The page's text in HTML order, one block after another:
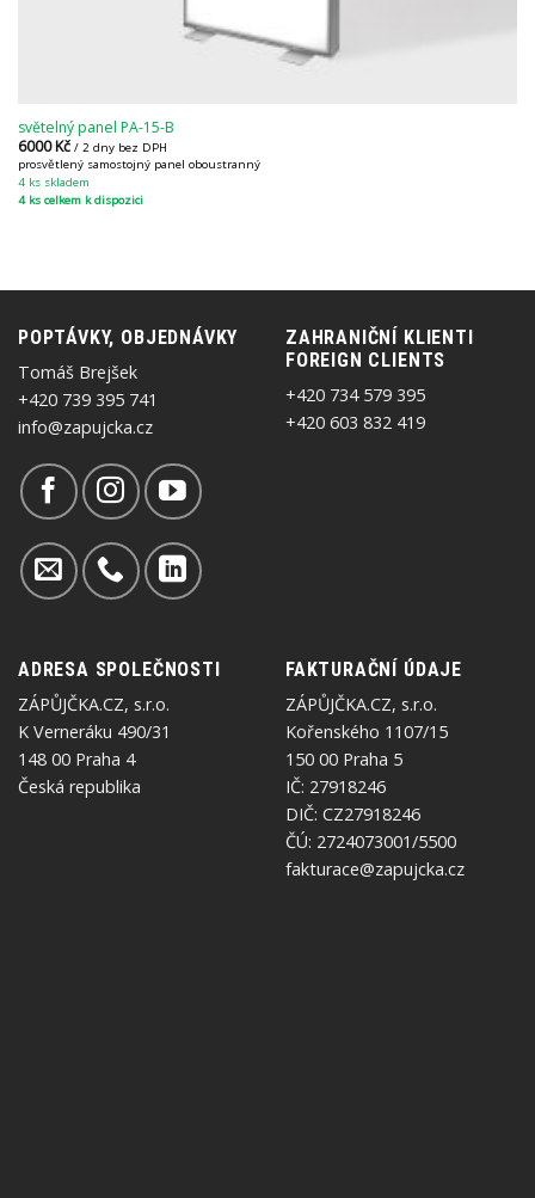
světelný panel PA-15-B
6000Kč / 2 dny bez DPH
prosvětlený samostojný panel oboustranný
4 ks skladem
4 ks celkem k dispozici
POPTÁVKY, OBJEDNÁVKY
Tomáš Brejšek
+420 739 395 741
info@zapujcka.cz
ZAHRANIČNÍ KLIENTI
FOREIGN CLIENTS
+420 734 579 395
+420 603 832 419
ADRESA SPOLEČNOSTI
ZÁPŮJČKA.CZ, s.r.o.
K Verneráku 490/31
148 00 Praha 4
Česká republika
FAKTURAČNÍ ÚDAJE
ZÁPŮJČKA.CZ, s.r.o.
Kořenského 1107/15
150 00 Praha 5
IČ: 27918246
DIČ: CZ27918246
ČÚ: 2724073001/5500
fakturace@zapujcka.cz